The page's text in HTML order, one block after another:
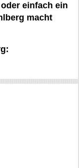
einfach ein
macht